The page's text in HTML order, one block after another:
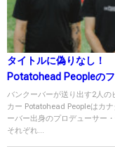
タイトルに偽りなし！
Potatohead Peopleの
ト・アルバム「Big
バンクーバーが送り出す2人の
カー Potatohead Peopleはカナ
ーバー出身のプロデューサー・
それぞれ...